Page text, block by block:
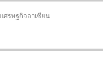
ศรษฐกิจอาเซียน